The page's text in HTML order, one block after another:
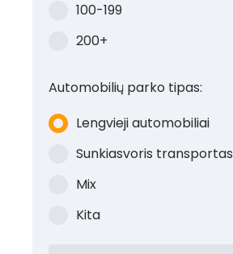
100-199
200+
Automobilių parko tipas:
Lengvieji automobiliai
Sunkiasvoris transportas
Mix
Kita